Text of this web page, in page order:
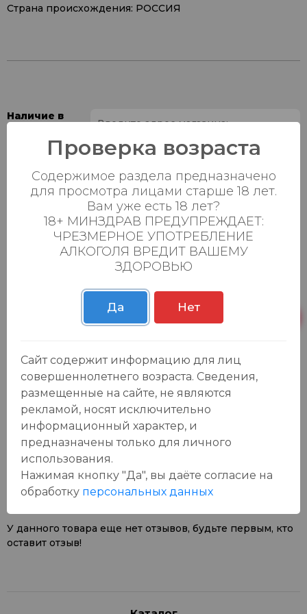
Страна происхождения: РОССИЯ
Наличие в
Ваш город:
Батыршина 20Б
Пн-Вс с 08:00 до
23:00
Магистральная 22д
Пн-Вс с 08:00 до
23:00
132 шт.
Пн-Вс с 09:00 до
23:00
Пн-Вс с 09:00 до
23:00
Отзывы:
У данного товара еще нет отзывов, будьте первым, кто
оставит отзыв!
Проверка возраста
Содержимое раздела предназначено
для просмотра лицами старше 18 лет.
Вам уже есть 18 лет?
18+ МИНЗДРАВ ПРЕДУПРЕЖДАЕТ:
ЧРЕЗМЕРНОЕ УПОТРЕБЛЕНИЕ
АЛКОГОЛЯ ВРЕДИТ ВАШЕМУ
ЗДОРОВЬЮ
Да Нет
Сайт содержит информацию для лиц
совершеннолетнего возраста. Сведения,
размещенные на сайте, не являются
рекламой, носят исключительно
информационный характер, и
предназначены только для личного
использования.
Нажимая кнопку "Да", вы даёте cогласие на
обработку персональных данных